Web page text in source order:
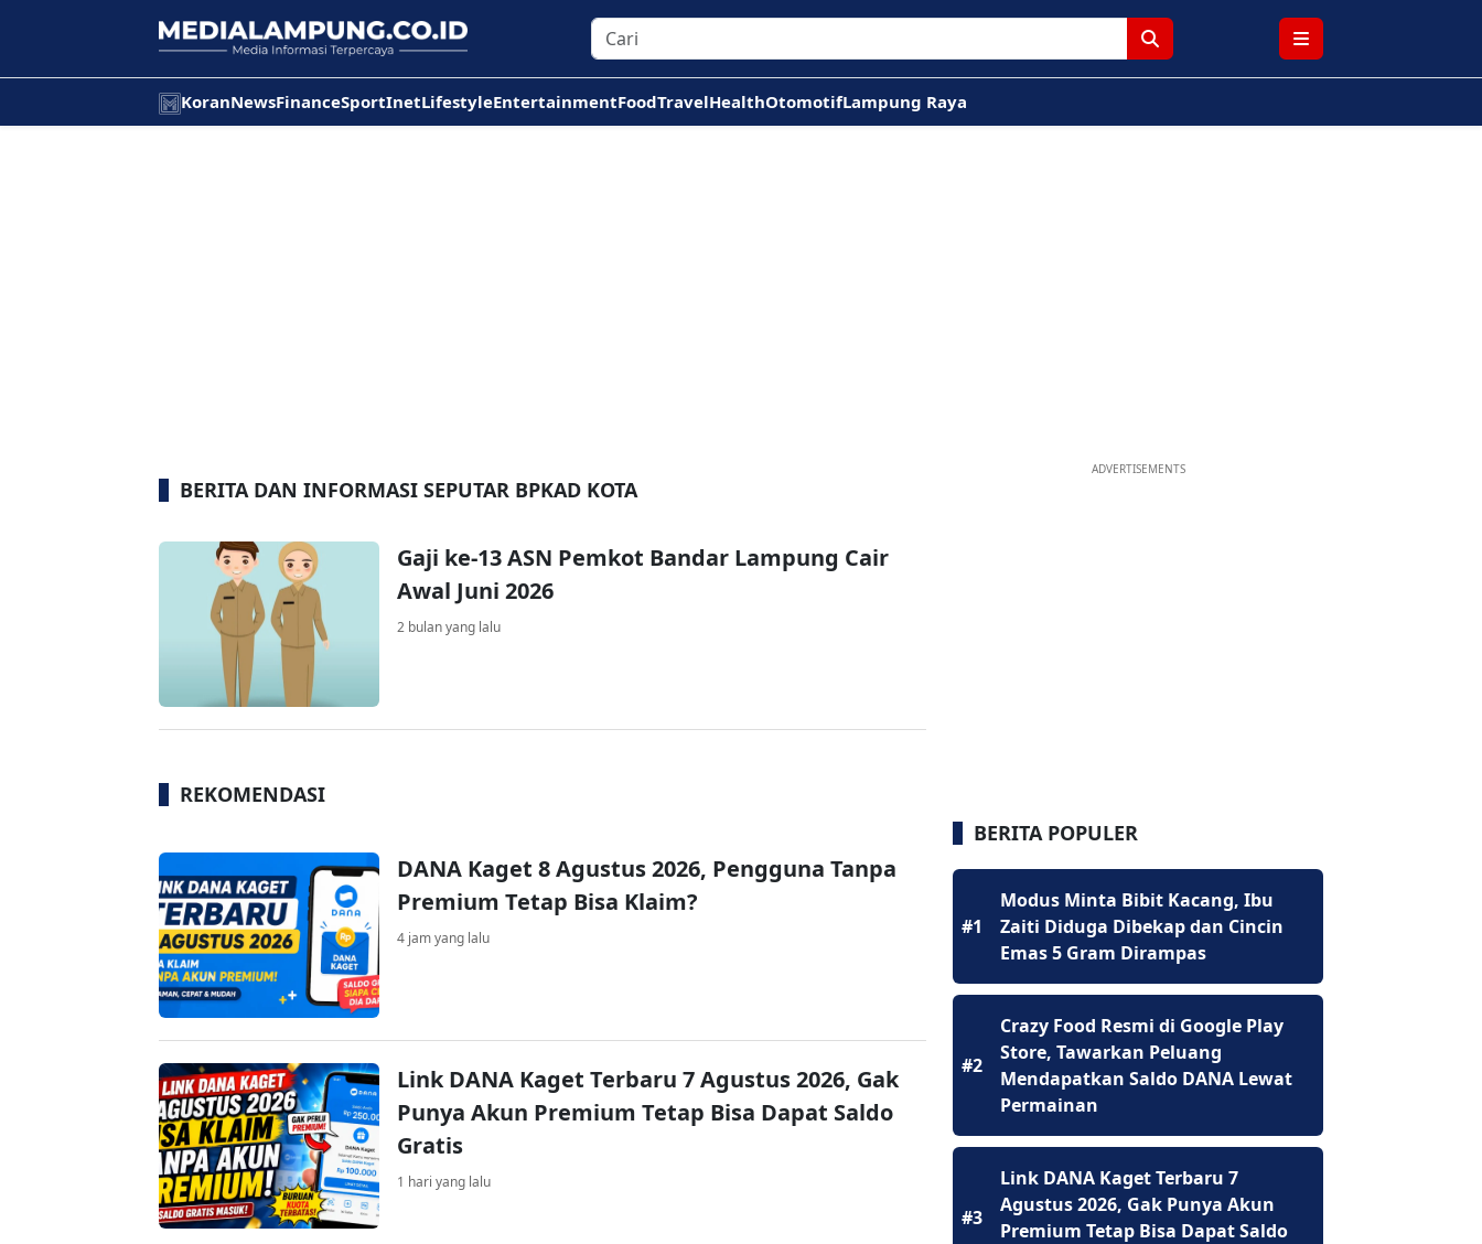
KoranNewsFinanceSportInetLifestyleEntertainmentFoodTravelHealthOtomotifLampung Raya
BERITA DAN INFORMASI SEPUTAR BPKAD KOTA
Gaji ke-13 ASN Pemkot Bandar Lampung Cair
Awal Juni 2026
2 bulan yang lalu
REKOMENDASI
DANA Kaget 8 Agustus 2026, Pengguna Tanpa
Premium Tetap Bisa Klaim?
4 jam yang lalu
Link DANA Kaget Terbaru 7 Agustus 2026, Gak
Punya Akun Premium Tetap Bisa Dapat Saldo
Gratis
1 hari yang lalu
ADVERTISEMENTS
BERITA POPULER
#1
Modus Minta Bibit Kacang, Ibu
Zaiti Diduga Dibekap dan Cincin
Emas 5 Gram Dirampas
#2
Crazy Food Resmi di Google Play
Store, Tawarkan Peluang
Mendapatkan Saldo DANA Lewat
Permainan
#3
Link DANA Kaget Terbaru 7
Agustus 2026, Gak Punya Akun
Premium Tetap Bisa Dapat Saldo